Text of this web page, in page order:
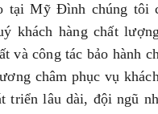
tại Mỹ Đình chúng tôi
khách hàng chất
và công tác bảo hành
châm phục vụ
triển lâu dài, đội ngũ